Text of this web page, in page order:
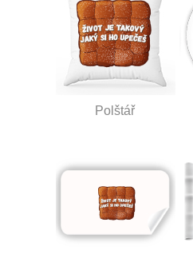
Polštář